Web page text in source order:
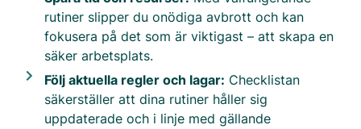
rutiner slipper du onödiga avbrott och kan
fokusera på det som är viktigast – att skapa en
säker arbetsplats.
Följ aktuella regler och lagar: Checklistan
säkerställer att dina rutiner håller sig
uppdaterade och i linje med gällande